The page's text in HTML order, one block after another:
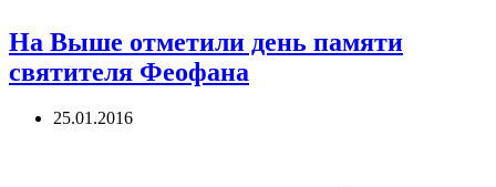
На Выше отметили день памяти
святителя Феофана
25.01.2016